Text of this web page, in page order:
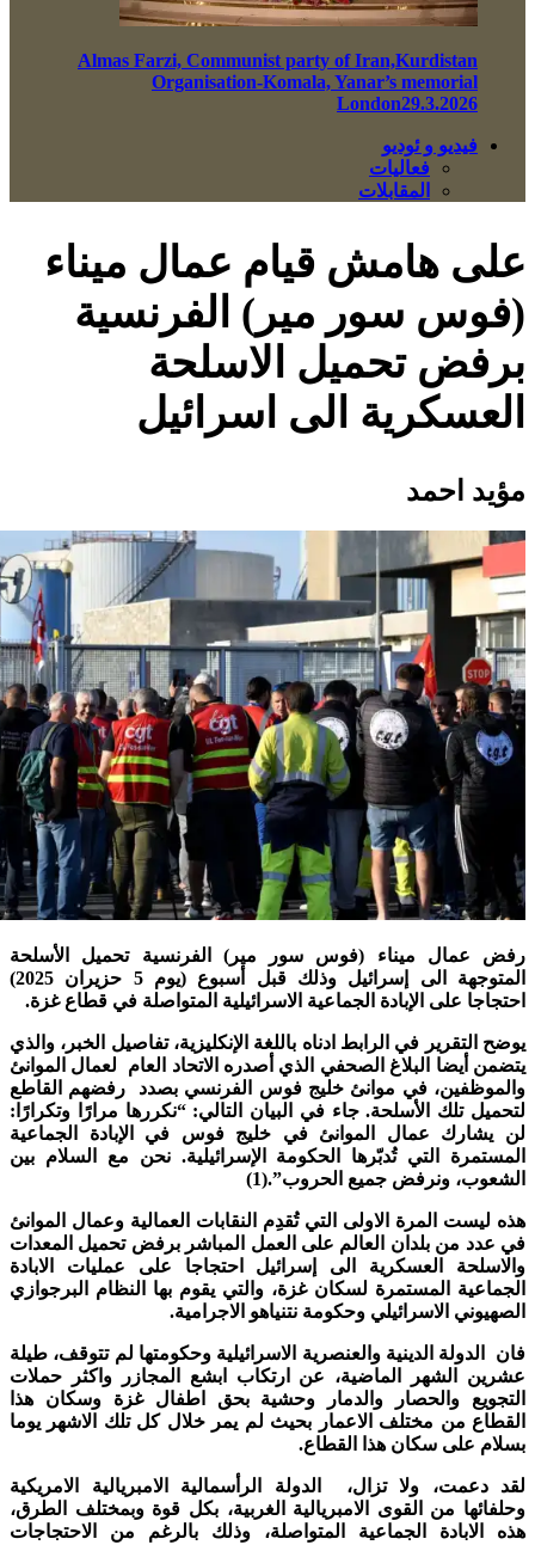
Almas Farzi, Communist party of Iran,Kurdistan
Organisation-Komala, Yanar’s memorial
London29.3.2026
فيديو و ئوديو
فعاليات
المقابلات
على هامش قيام عمال ميناء
(فوس سور مير) الفرنسية
برفض تحميل الاسلحة
العسكرية الى اسرائيل
مؤيد احمد
رفض عمال ميناء (فوس سور مير) الفرنسية تحميل الأسلحة
المتوجهة الى إسرائيل وذلك قبل أسبوع (يوم 5 حزيران 2025)
احتجاجا على الإبادة الجماعية الاسرائيلية المتواصلة في قطاع غزة.
يوضح التقرير في الرابط ادناه باللغة الإنكليزية، تفاصيل الخبر، والذي
يتضمن أيضا البلاغ الصحفي الذي أصدره الاتحاد العام لعمال الموانئ
والموظفين، في موانئ خليج فوس الفرنسي بصدد رفضهم القاطع
لتحميل تلك الأسلحة. جاء في البيان التالي: “نكررها مرارًا وتكرارًا:
لن يشارك عمال الموانئ في خليج فوس في الإبادة الجماعية
المستمرة التي تُدبّرها الحكومة الإسرائيلية. نحن مع السلام بين
الشعوب، ونرفض جميع الحروب”.(1)
هذه ليست المرة الاولى التي تُقدِم النقابات العمالية وعمال الموانئ
في عدد من بلدان العالم على العمل المباشر برفض تحميل المعدات
والاسلحة العسكرية الى إسرائيل احتجاجا على عمليات الابادة
الجماعية المستمرة لسكان غزة، والتي يقوم بها النظام البرجوازي
الصهيوني الاسرائيلي وحكومة نتنياهو الاجرامية.
فان الدولة الدينية والعنصرية الاسرائيلية وحكومتها لم تتوقف، طيلة
عشرين الشهر الماضية، عن ارتكاب ابشع المجازر واكثر حملات
التجويع والحصار والدمار وحشية بحق اطفال غزة وسكان هذا
القطاع من مختلف الاعمار بحيث لم يمر خلال كل تلك الاشهر يوما
بسلام على سكان هذا القطاع.
لقد دعمت، ولا تزال، الدولة الرأسمالية الامبريالية الامريكية
وحلفائها من القوى الامبريالية الغربية، بكل قوة وبمختلف الطرق،
هذه الابادة الجماعية المتواصلة، وذلك بالرغم من الاحتجاجات